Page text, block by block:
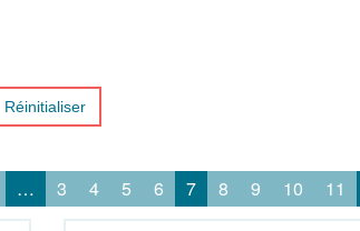
Réinitialiser
… 3 4 5 6 7 8 9 10 11